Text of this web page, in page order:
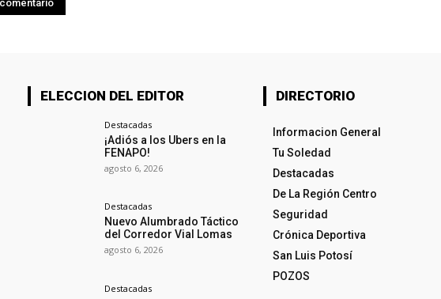
ELECCION DEL EDITOR
Destacadas
¡Adiós a los Ubers en la
FENAPO!
agosto 6, 2026
Destacadas
Nuevo Alumbrado Táctico
del Corredor Vial Lomas
agosto 6, 2026
Destacadas
DIRECTORIO
Informacion General
Tu Soledad
Destacadas
De La Región Centro
Seguridad
Crónica Deportiva
San Luis Potosí
POZOS